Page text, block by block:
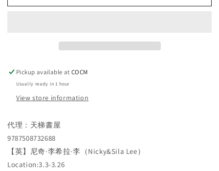
姻
姻
實
用
冊
The
Marriage
Book
婚
姻
美
滿
姻
實
用
Book
Pickup available atCOCM
Usually ready in 1 hour
View store information
代理：天梯書屋
9787508732688
【英】尼奇·李希拉·李（Nicky&Sila Lee）
Location:3.3-3.26